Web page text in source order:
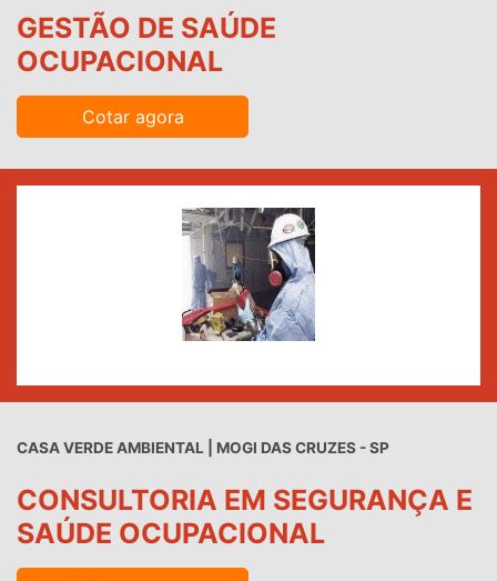
GESTÃO DE SAÚDE
OCUPACIONAL
Cotar agora
CASA VERDE AMBIENTAL | MOGI DAS CRUZES - SP
CONSULTORIA EM SEGURANÇA E
SAÚDE OCUPACIONAL